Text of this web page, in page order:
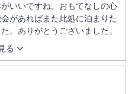
る
いいですね。おもてなしの心
があればまた此処に泊まりた
。ありがとうございました。